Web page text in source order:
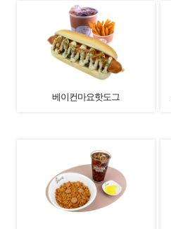
베이컨마요핫도그